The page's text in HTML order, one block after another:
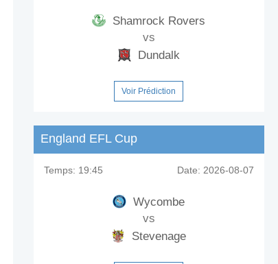
Shamrock Rovers
vs
Dundalk
Voir Prédiction
England EFL Cup
Temps: 19:45 Date: 2026-08-07
Wycombe
vs
Stevenage